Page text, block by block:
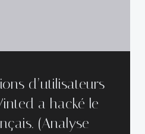
d’utilisateurs
a hacké le
(Analyse